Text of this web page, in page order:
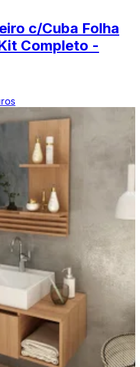
c/Cuba Folha
Completo -